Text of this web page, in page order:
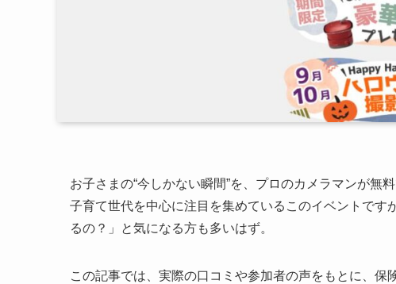
お子さまの“今しかない瞬間”を、プロのカメラマンが無
子育て世代を中心に注目を集めているこのイベントで
るの？」と気になる方も多いはず。
この記事では、実際の口コミや参加者の声をもとに、保